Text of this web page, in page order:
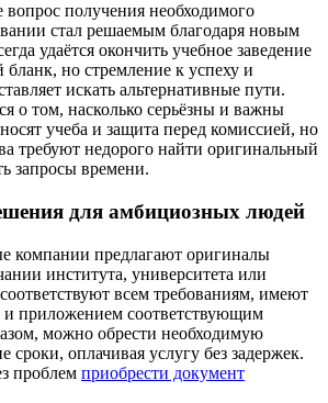
получения необходимого
стал решаемым благодаря новым
удаётся окончить учебное заведение
бланк, но стремление к успеху и
искать альтернативные пути.
о том, насколько серьёзны и важны
учеба и защита перед комиссией, но
требуют недорого найти оригинальный
запросы времени.
для амбициозных людей
компании предлагают оригиналы
института, университета или
всем требованиям, имеют
и приложением соответствующим
можно обрести необходимую
сроки, оплачивая услугу без задержек.
проблем приобрести документ